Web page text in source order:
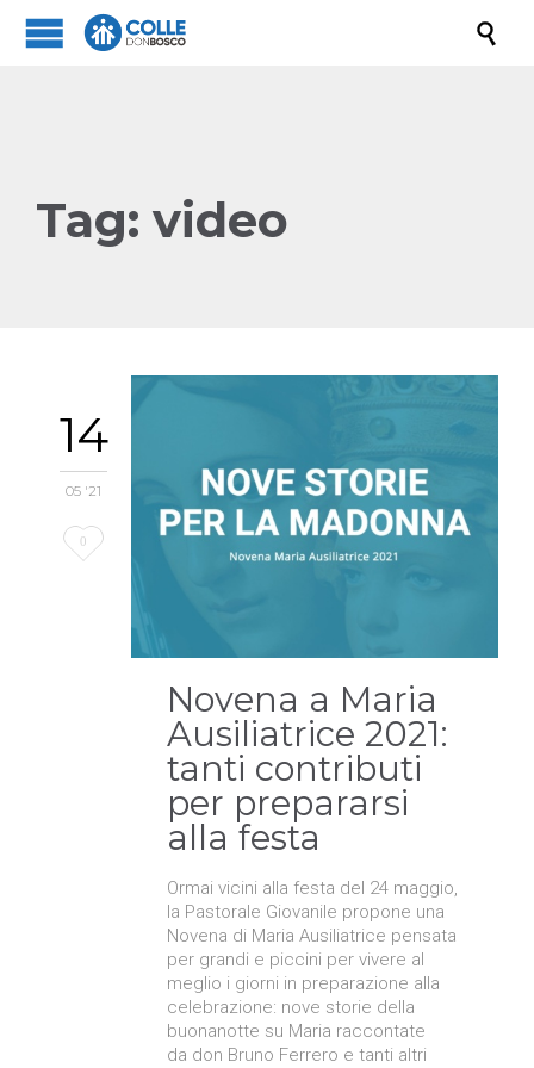

Tag: video
14
05 '21
Love
0
Novena a Maria
Ausiliatrice 2021:
tanti contributi
per prepararsi
alla festa
Ormai vicini alla festa del 24 maggio,
la Pastorale Giovanile propone una
Novena di Maria Ausiliatrice pensata
per grandi e piccini per vivere al
meglio i giorni in preparazione alla
celebrazione: nove storie della
buonanotte su Maria raccontate
da don Bruno Ferrero e tanti altri